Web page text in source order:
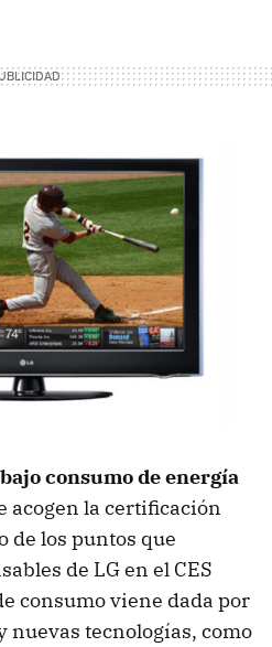
bajo consumo de energía
acogen la certificación
de los puntos que
de LG en el CES
consumo viene dada por
nuevas tecnologías, como